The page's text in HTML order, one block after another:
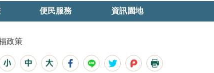
便民服務 資訊園地
政策